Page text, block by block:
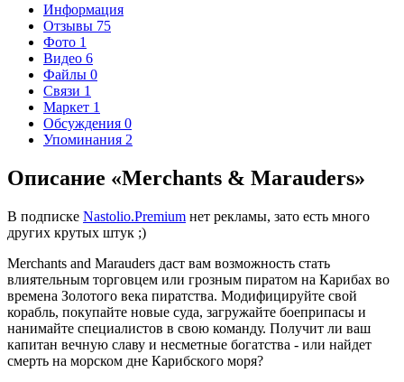
Информация
Отзывы 75
Фото 1
Видео 6
Файлы 0
Связи 1
Маркет 1
Обсуждения 0
Упоминания 2
Описание «Merchants & Marauders»
В подписке Nastolio.Premium нет рекламы, зато есть много
других крутых штук ;)
Merchants and Marauders даст вам возможность стать
влиятельным торговцем или грозным пиратом на Карибах во
времена Золотого века пиратства. Модифицируйте свой
корабль, покупайте новые суда, загружайте боеприпасы и
нанимайте специалистов в свою команду. Получит ли ваш
капитан вечную славу и несметные богатства - или найдет
смерть на морском дне Карибского моря?